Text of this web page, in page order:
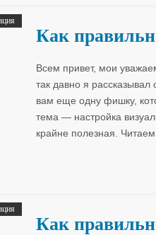
Как
Всем привет, мои
так давно я
вам еще одну фишку,
тема — настройка
крайне полезная.
Как